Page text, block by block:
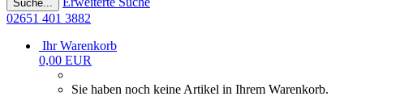
Suche...
02651 401 3882
Ihr Warenkorb
0,00 EUR
Sie haben noch keine Artikel in Ihrem Warenkorb.